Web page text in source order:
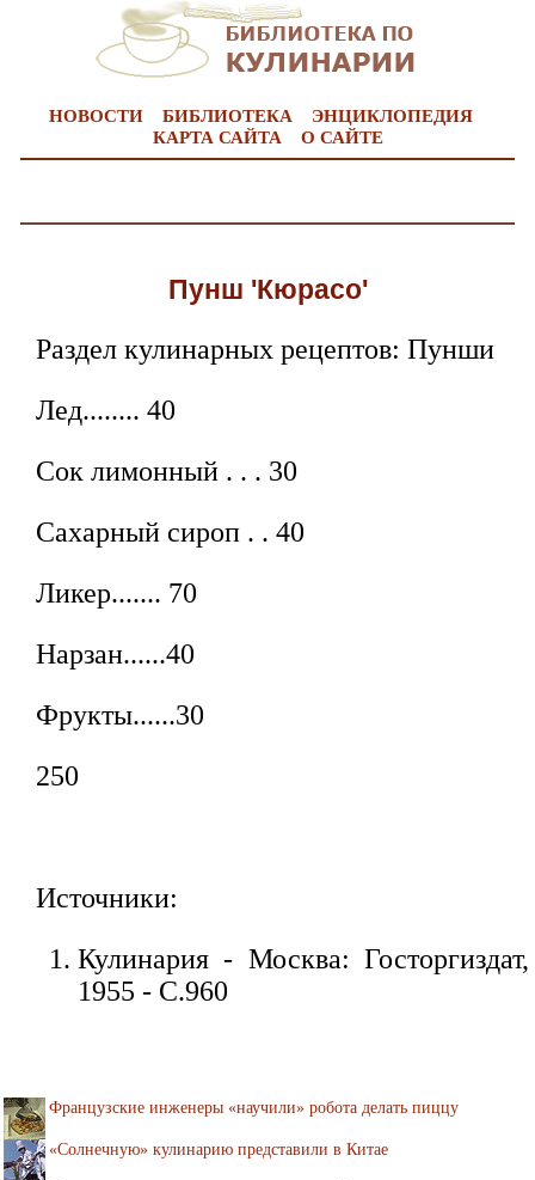
НОВОСТИ БИБЛИОТЕКА
ЭНЦИКЛОПЕДИЯ
КАРТА САЙТА
О САЙТЕ
Пунш 'Кюрасо'
Раздел кулинарных рецептов: Пунши
Лед........ 40
Сок лимонный . . . 30
Сахарный сироп . . 40
Ликер....... 70
Нарзан......40
Фрукты......30
250
Источники:
Кулинария - Москва: Госторгиздат,
1955 - С.960
Французские инженеры «научили» робота делать пиццу
«Солнечную» кулинарию представили в Китае